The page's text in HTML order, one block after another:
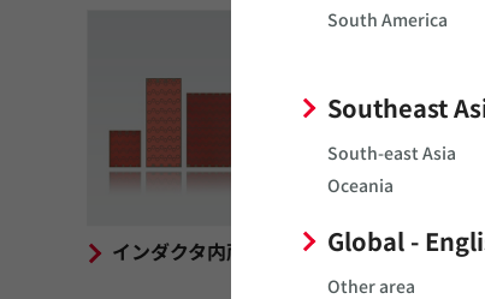
South America
Southeast
South-east Asia
Oceania
Global -
Other area
インダクタ内蔵基板（iPaS™）